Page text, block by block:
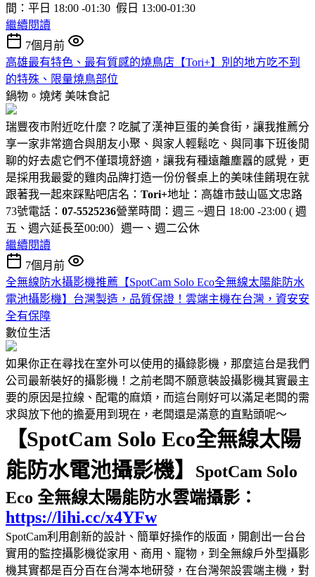
間：平日 18:00 -01:30 假日 13:00-01:30
繼續閱讀
7個月前
高雄最有特色、最有質感的燒鳥店【Tori+】別的地方吃不到
的特殊、限量燒鳥部位
鍋物。燒烤 美味食記
瑞豐夜市附近吃什麼？吃膩了漢神巨蛋的美食街，讓我推薦分
享一家非常適合與朋友小聚、與家人輕鬆吃、與同事下班後閒
聊的好去處它們不僅環境舒適，讓我有種遠離塵囂的感覺，更
是採用我最愛的雞肉品牌打造一份份餐桌上的美味佳餚現在就
跟著我一起來踩點吧店名： Tori+地址：高雄市鼓山區文忠路
73號電話： 07-5525236營業時間：週三 ~週日 18:00 -23:00 ( 週
五、週六延長至00:00）週一、週二公休
繼續閱讀
7個月前
全無線防水攝影機推薦【SpotCam Solo Eco全無線太陽能防水
電池攝影機】台灣製造，品質保證！雲端主機在台灣，資安安
全有保障
數位生活
如果你正在尋找在室外可以使用的攝錄影機，那麼這台是我們
公司最新裝好的攝影機！之前老闆不願意裝設攝影機其實最主
要的原因是拉線、配電的麻煩，而這台剛好可以滿足老闆的需
求與放下他的擔憂用到現在，老闆還是滿意的直點頭呢～
【SpotCam Solo Eco全無線太陽
能防水電池攝影機】
SpotCam Solo
Eco 全無線太陽能防水雲端攝影：
https://lihi.cc/x4YFw
SpotCam利用創新的設計、簡單好操作的版面，開創出一台台
實用的監控攝影機從家用、商用、寵物，到全無線戶外型攝影
機其實都是百分百在台灣本地研發，在台灣架設雲端主機，對